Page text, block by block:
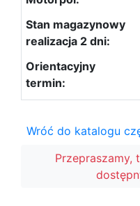
Wróć do katalogu
Przepraszamy,